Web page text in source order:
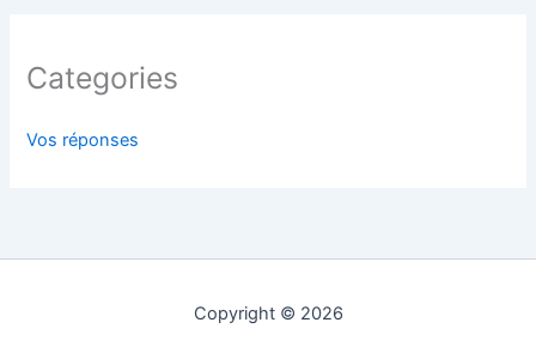
Categories
Vos réponses
Copyright © 2026